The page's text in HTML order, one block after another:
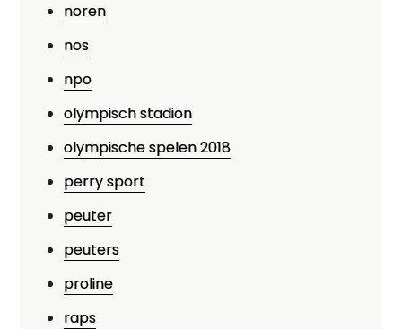
noren
nos
npo
olympisch stadion
olympische spelen 2018
perry sport
peuter
peuters
proline
raps